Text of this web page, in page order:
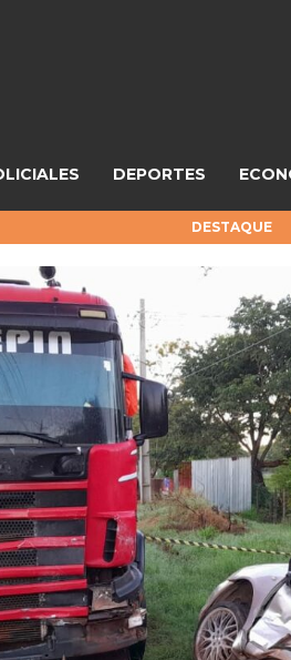
DEPORTES
DESTAQUE